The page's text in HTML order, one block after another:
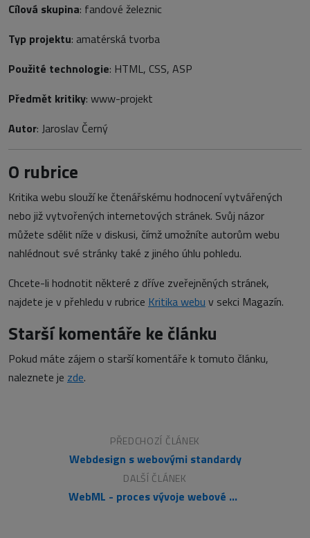
Cílová skupina: fandové železnic
Typ projektu: amatérská tvorba
Použité technologie: HTML, CSS, ASP
Předmět kritiky: www-projekt
Autor: Jaroslav Černý
O rubrice
Kritika webu slouží ke čtenářskému hodnocení vytvářených
nebo již vytvořených internetových stránek. Svůj názor
můžete sdělit níže v diskusi, čímž umožníte autorům webu
nahlédnout své stránky také z jiného úhlu pohledu.
Chcete-li hodnotit některé z dříve zveřejněných stránek,
najdete je v přehledu v rubrice Kritika webu v sekci Magazín.
Starší komentáře ke článku
Pokud máte zájem o starší komentáře k tomuto článku,
naleznete je zde.
PŘEDCHOZÍ ČLÁNEK
Webdesign s webovými standardy
DALŠÍ ČLÁNEK
WebML - proces vývoje webové aplikace (specifikace požadavků)